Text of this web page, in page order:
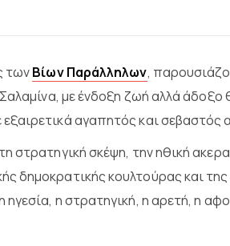
τωνΒίων Παράλληλων,
με ένδοξη ζωή αλλά
αγαπητός και σεβαστός
στρατηγική σκέψη, την ηθική
δημοκρατικής κουλτούρας και
η στρατηγική, η αρετή, η